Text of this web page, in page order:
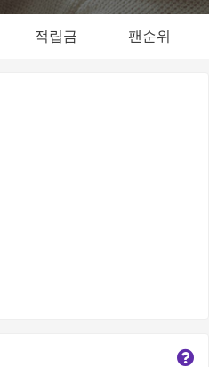
적립금 팬순위